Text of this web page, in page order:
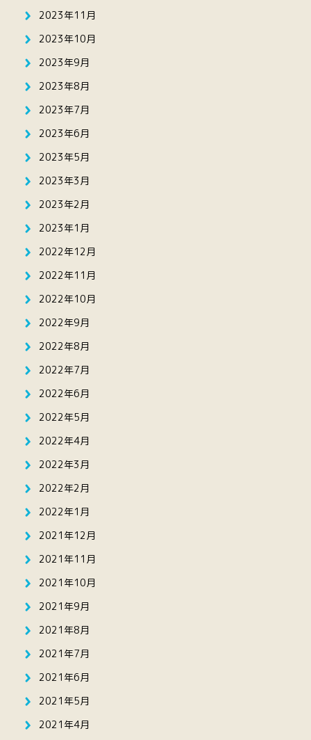
2023年11月
2023年10月
2023年9月
2023年8月
2023年7月
2023年6月
2023年5月
2023年3月
2023年2月
2023年1月
2022年12月
2022年11月
2022年10月
2022年9月
2022年8月
2022年7月
2022年6月
2022年5月
2022年4月
2022年3月
2022年2月
2022年1月
2021年12月
2021年11月
2021年10月
2021年9月
2021年8月
2021年7月
2021年6月
2021年5月
2021年4月